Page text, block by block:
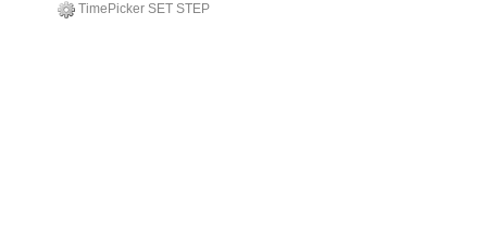
TimePicker SET STEP